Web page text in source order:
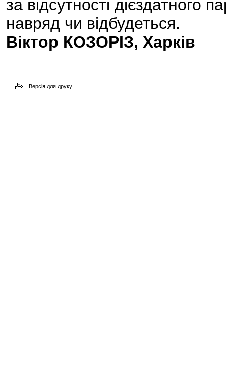
за відсутності
навряд чи відбудеться.
Віктор КОЗОРІЗ, Харків
Версія для друку